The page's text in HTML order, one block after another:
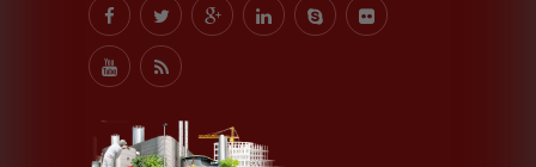
пропустить его мимо ушей. Он никогда не бывает
полезен никому, кроме того, кто его дал.
-- Люблю давать советы и очень не люблю, когда их дают